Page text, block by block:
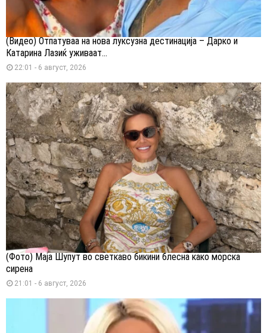
(Видео) Отпатуваа на нова луксузна дестинација – Дарко и
Катарина Лазиќ уживаат...
22:01 - 6 август, 2026
(Фото) Маја Шупут во светкаво бикини блесна како морска
сирена
21:01 - 6 август, 2026